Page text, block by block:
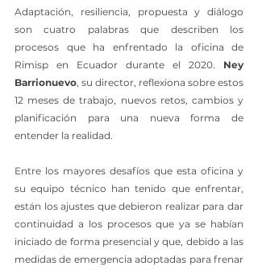
Adaptación, resiliencia, propuesta y diálogo
son cuatro palabras que describen los
procesos que ha enfrentado la oficina de
Rimisp en Ecuador durante el 2020. Ney
Barrionuevo, su director, reflexiona sobre estos
12 meses de trabajo, nuevos retos, cambios y
planificación para una nueva forma de
entender la realidad.
Entre los mayores desafíos que esta oficina y
su equipo técnico han tenido que enfrentar,
están los ajustes que debieron realizar para dar
continuidad a los procesos que ya se habían
iniciado de forma presencial y que, debido a las
medidas de emergencia adoptadas para frenar